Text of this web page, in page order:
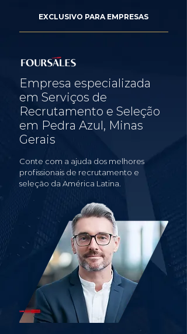
EXCLUSIVO PARA EMPRESAS
Empresa especializada
em Serviços de
Recrutamento e Seleção
em Pedra Azul, Minas
Gerais
Conte com a ajuda dos melhores
profissionais de recrutamento e
seleção da América Latina.